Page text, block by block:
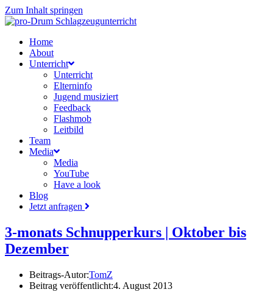
Zum Inhalt springen
Home
About
Unterricht
Unterricht
Elterninfo
Jugend musiziert
Feedback
Flashmob
Leitbild
Team
Media
Media
YouTube
Have a look
Blog
Jetzt anfragen
3-monats Schnupperkurs | Oktober bis
Dezember
Beitrags-Autor:TomZ
Beitrag veröffentlicht:4. August 2013